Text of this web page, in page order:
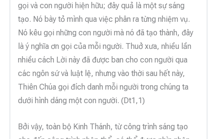
gọi và con người hiện hữu; đây quả là một sự sáng
tạo. Nó bày tỏ mình qua việc phân ra từng nhiệm vụ.
Nó kêu gọi những con người mà nó đã tạo thành, đây
là ý nghĩa ơn gọi của mỗi người. Thuở xưa, nhiều lần
nhiều cách Lời này đã được ban cho con người qua
các ngôn sứ và luật lệ, nhưng vào thời sau hết này,
Thiên Chúa gọi đích danh mỗi người trong chúng ta
dưới hình dáng một con người. (Dt1,1)
Bởi vậy, toàn bộ Kinh Thánh, từ công trình sáng tạo